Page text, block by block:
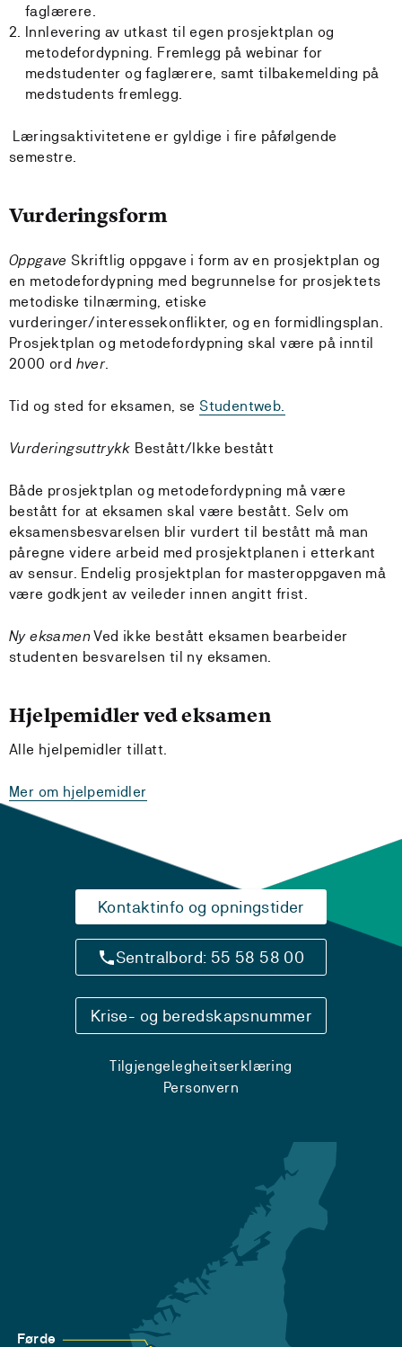
faglærere.
Innlevering av utkast til egen prosjektplan og
metodefordypning. Fremlegg på webinar for
medstudenter og faglærere, samt tilbakemelding på
medstudents fremlegg.
Læringsaktivitetene er gyldige i fire påfølgende
semestre.
Vurderingsform
Oppgave Skriftlig oppgave i form av en prosjektplan og
en metodefordypning med begrunnelse for prosjektets
metodiske tilnærming, etiske
vurderinger/interessekonflikter, og en formidlingsplan.
Prosjektplan og metodefordypning skal være på inntil
2000 ord hver.
Tid og sted for eksamen, se Studentweb.
Vurderingsuttrykk Bestått/Ikke bestått
Både prosjektplan og metodefordypning må være
bestått for at eksamen skal være bestått. Selv om
eksamensbesvarelsen blir vurdert til bestått må man
påregne videre arbeid med prosjektplanen i etterkant
av sensur. Endelig prosjektplan for masteroppgaven må
være godkjent av veileder innen angitt frist.
Ny eksamenVed ikke bestått eksamen bearbeider
studenten besvarelsen til ny eksamen.
Hjelpemidler ved eksamen
Alle hjelpemidler tillatt.
Mer om hjelpemidler
Kontaktinfo og opningstider
Sentralbord: 55 58 58 00
Krise- og beredskapsnummer
Tilgjengelegheitserklæring
Personvern
Førde